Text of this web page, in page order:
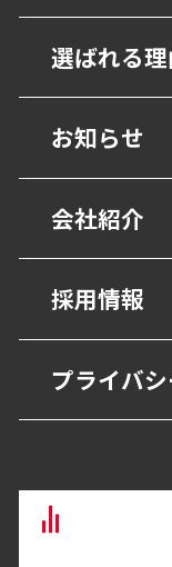
トイレ/介
衝撃吸収材
階段ノンス
歩行用誘導
避難・誘導
グレーチン
抗菌・抗ウ
BEP・ス
公共・文化
学校・教育
幼保・子育
医療施設
福祉・高齢
宿泊・観光
商業・オフ
物流・産業
選ばれる理
設計事務所
お知らせ
会社紹介
会社概要
営業所
沿革
採用情報
プライバ